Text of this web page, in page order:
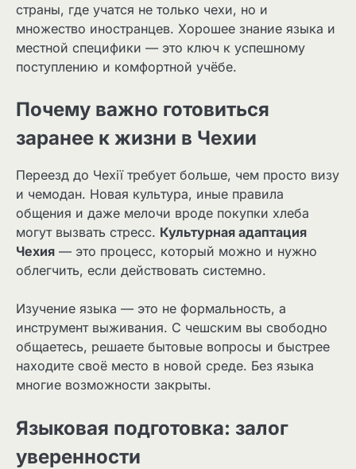
страны, где учатся не только чехи, но и
множество иностранцев. Хорошее знание языка и
местной специфики — это ключ к успешному
поступлению и комфортной учёбе.
Почему важно готовиться
заранее к жизни в Чехии
Переезд до Чехії требует больше, чем просто визу
и чемодан. Новая культура, иные правила
общения и даже мелочи вроде покупки хлеба
могут вызвать стресс. Культурная адаптация
Чехия — это процесс, который можно и нужно
облегчить, если действовать системно.
Изучение языка — это не формальность, а
инструмент выживания. С чешским вы свободно
общаетесь, решаете бытовые вопросы и быстрее
находите своё место в новой среде. Без языка
многие возможности закрыты.
Языковая подготовка: залог
уверенности